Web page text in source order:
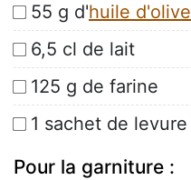
55 g d'huile d'olive
6,5 cl de lait
125 g de farine
1 sachet de levure
Pour la garniture :